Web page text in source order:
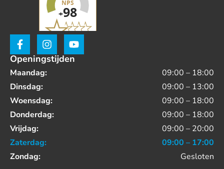
Openingstijden
Maandag:
09:00 – 18:00
Dinsdag:
09:00 – 13:00
Woensdag:
09:00 – 18:00
Donderdag:
09:00 – 18:00
Vrijdag:
09:00 – 20:00
Zaterdag:
09:00 – 17:00
Zondag:
Gesloten